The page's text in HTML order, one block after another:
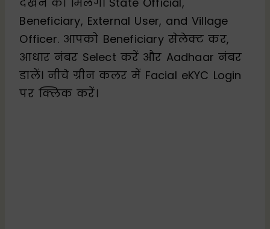
Beneficiary, External User, and Village
Officer. आपको Beneficiary सेलेक्ट कर,
आधार नंबर Select करें और Aadhaar नंबर
डालें। नीचे ग्रीन कलर में Facial eKYC Login
पर क्लिक करें।